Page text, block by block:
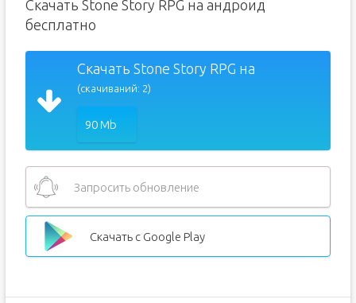
Скачать Stone Story RPG на андроид
бесплатно
Скачать Stone Story RPG на
(скачиваний: 2)
90 Mb
Запросить обновление
Скачать с Google Play